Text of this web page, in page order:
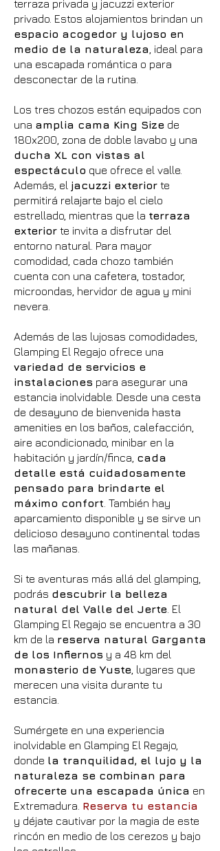
terraza privada y jacuzzi exterior
privado. Estos alojamientos brindan un
espacio acogedor y lujoso en
medio de la naturaleza , ideal para
una escapada romántica o para
desconectar de la rutina.
Los tres chozos están equipados con
una amplia cama King Size de
180x200, zona de doble lavabo y una
ducha XL con vistas al
espectáculo que ofrece el valle.
Además, el jacuzzi exterior te
permitirá relajarte bajo el cielo
estrellado, mientras que la terraza
exterior te invita a disfrutar del
entorno natural. Para mayor
comodidad, cada chozo también
cuenta con una cafetera, tostador,
microondas, hervidor de agua y mini
nevera.
Además de las lujosas comodidades,
Glamping El Regajo ofrece una
variedad de servicios e
instalaciones para asegurar una
estancia inolvidable. Desde una cesta
de desayuno de bienvenida hasta
amenities en los baños, calefacción,
aire acondicionado, minibar en la
habitación y jardín/finca, cada
detalle está cuidadosamente
pensado para brindarte el
máximo confort . También hay
aparcamiento disponible y se sirve un
delicioso desayuno continental todas
las mañanas.
Si te aventuras más allá del glamping,
podrás descubrir la belleza
natural del Valle del Jerte . El
Glamping El Regajo se encuentra a 30
km de la reserva natural Garganta
de los Infiernos y a 48 km del
monasterio de Yuste , lugares que
merecen una visita durante tu
estancia.
Sumérgete en una experiencia
inolvidable en Glamping El Regajo,
donde la tranquilidad, el lujo y la
naturaleza se combinan para
ofrecerte una escapada única en
Extremadura. Reserva tu estancia
y déjate cautivar por la magia de este
rincón en medio de los cerezos y bajo